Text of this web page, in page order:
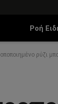
Ροή
ρύζι